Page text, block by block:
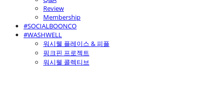
Review
Membership
#SOCIALBOONCO
#WASHWELL
워시웰 플레이스 & 피플
핑크핀 프로젝트
워시웰 콜렉티브